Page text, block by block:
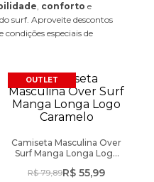
, conforto e
surf. Aproveite descontos
condições especiais de
OUTLET
Camiseta Masculina Over
Surf Manga Longa Logo
R$ 79,89R$ 55,99